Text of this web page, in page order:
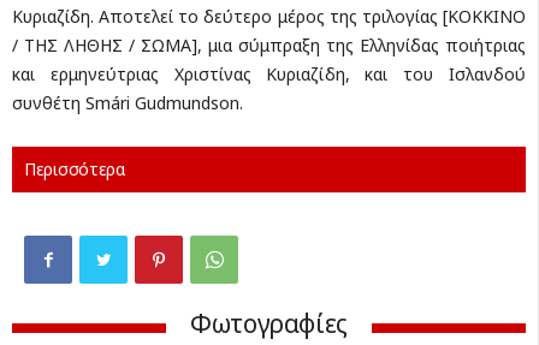
Κυριαζίδη. Αποτελεί το δεύτερο μέρος της τριλογίας [ΚΟΚΚΙΝΟ
/ ΤΗΣ ΛΗΘΗΣ / ΣΩΜΑ], μια σύμπραξη της Ελληνίδας ποιήτριας
και ερμηνεύτριας Χριστίνας Κυριαζίδη, και του Ισλανδού
συνθέτη Smári Gudmundson.
Περισσότερα
Φωτογραφίες